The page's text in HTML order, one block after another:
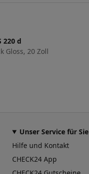
220 d
Gloss, 20 Zoll
Unser Service für Sie
Hilfe und Kontakt
CHECK24 App